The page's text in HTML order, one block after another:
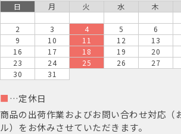
日 月 火 水 木
2
3 4 5 6
9
10 11 12 13
16
17 18 19 20
23
24 25 26 27
30
31
■ …定休日
商品の出荷作業およびお問い合わせ対応（
ル）をお休みさせていただきます。